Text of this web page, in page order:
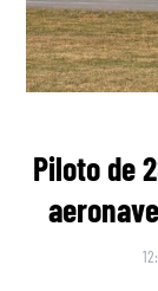
Piloto de